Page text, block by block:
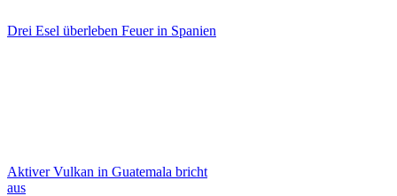
Drei Esel überleben Feuer in Spanien
Aktiver Vulkan in Guatemala bricht
aus